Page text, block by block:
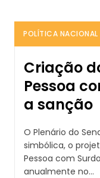
POLÍTICA NACIONAL
Criação
Pessoa
a sanção
O Plenário do
simbólica, o
Pessoa com
anualmente no...